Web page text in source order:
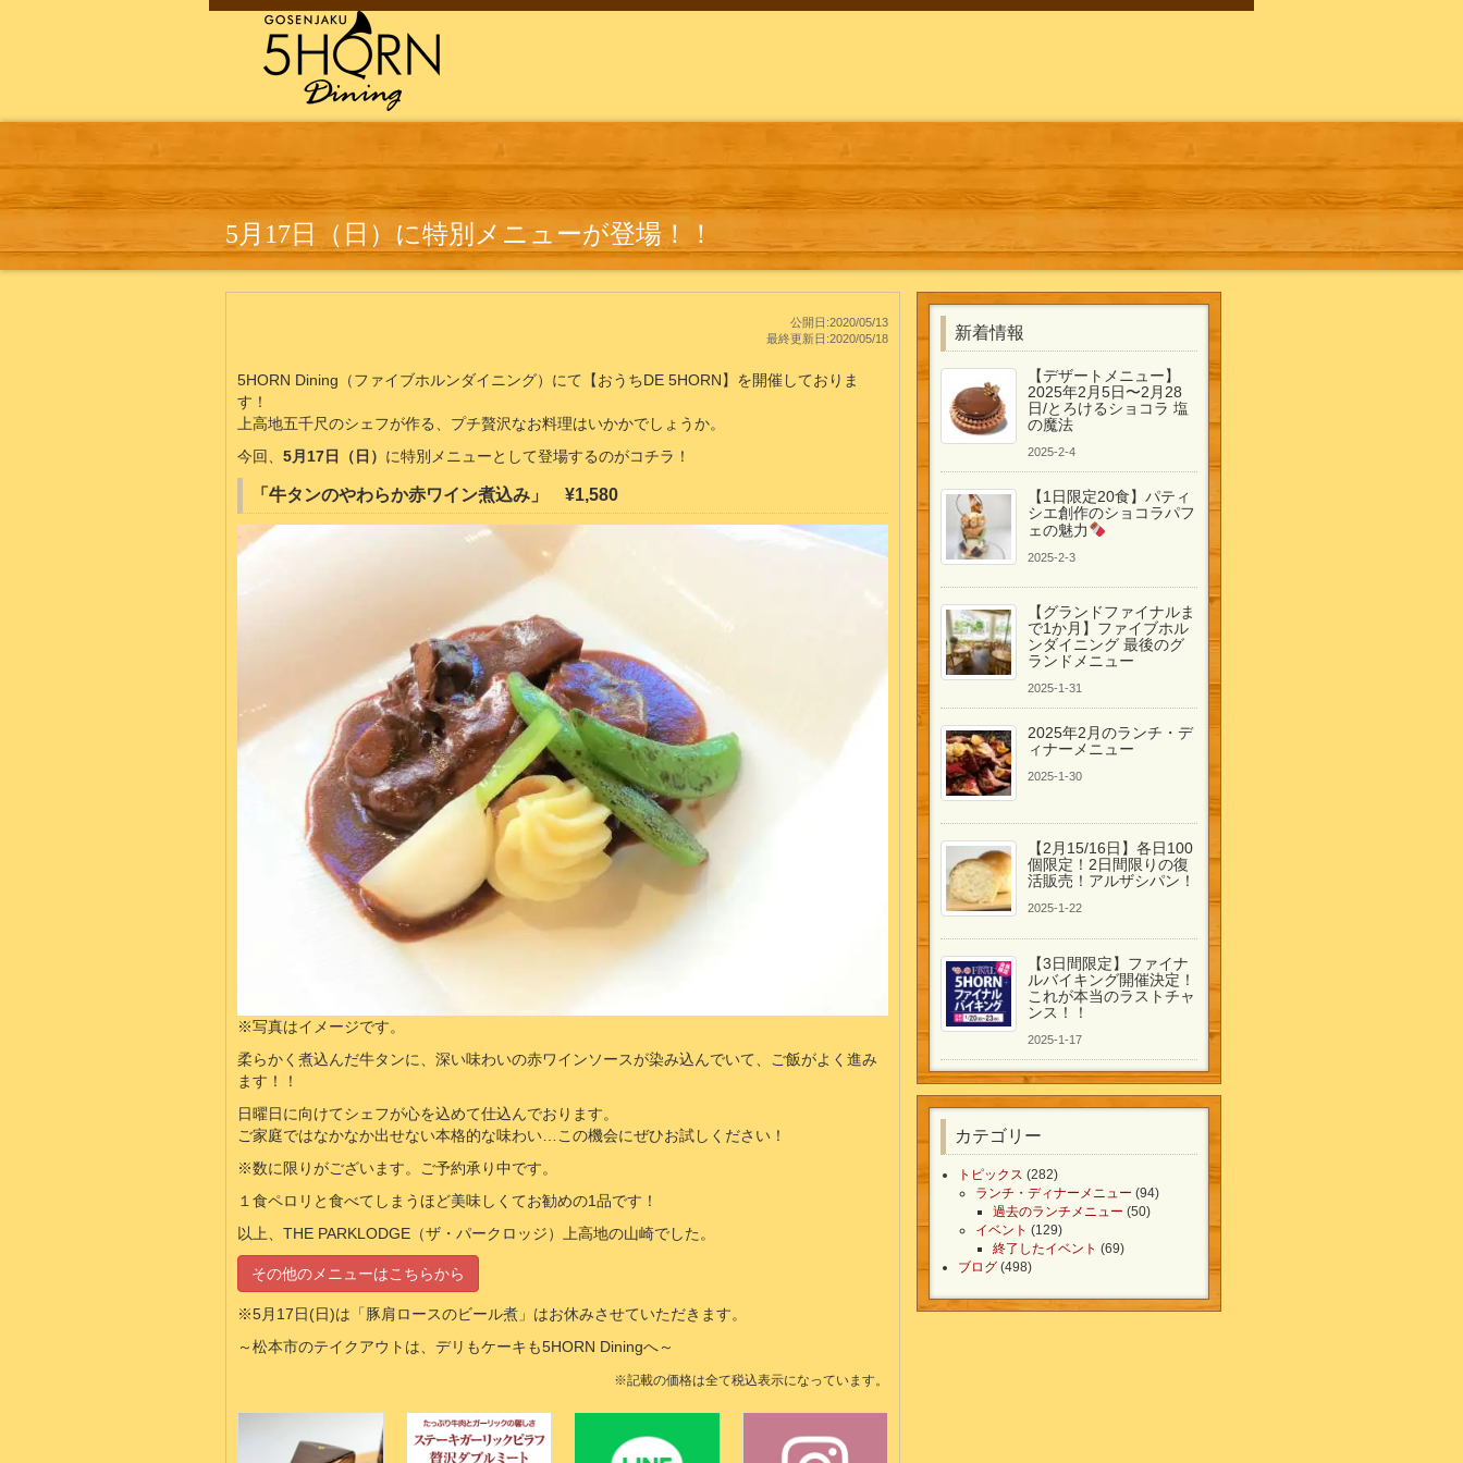
5月17日（日）に特別メニューが登場！！
公開日:2020/05/13
最終更新日:2020/05/18
5HORN Dining（ファイブホルンダイニング）にて【おうちDE 5HORN】を開催しておりま
す！
上高地五千尺のシェフが作る、プチ贅沢なお料理はいかかでしょうか。
今回、 5月17日（日） に特別メニューとして登場するのがコチラ！
「牛タンのやわらか赤ワイン煮込み」 ¥1,580
※写真はイメージです。
柔らかく煮込んだ牛タンに、深い味わいの赤ワインソースが染み込んでいて、ご飯がよく進み
ます！！
日曜日に向けてシェフが心を込めて仕込んでおります。
ご家庭ではなかなか出せない本格的な味わい…この機会にぜひお試しください！
※数に限りがございます。ご予約承り中です。
１食ペロリと食べてしまうほど美味しくてお勧めの1品です！
以上、THE PARKLODGE（ザ・パークロッジ）上高地の山崎でした。
その他のメニューはこちらから
※5月17日(日)は「豚肩ロースのビール煮」はお休みさせていただきます。
～松本市のテイクアウトは、デリもケーキも5HORN Diningへ～
※記載の価格は全て税込表示になっています。
新着情報
【デザートメニュー】
2025年2月5日〜2月28
日/とろけるショコラ 塩
の魔法
2025-2-4
【1日限定20食】パティ
シエ創作のショコラパフ
ェの魅力
2025-2-3
【グランドファイナルま
で1か月】ファイブホル
ンダイニング 最後のグ
ランドメニュー
2025-1-31
2025年2月のランチ・デ
ィナーメニュー
2025-1-30
【2月15/16日】各日100
個限定！2日間限りの復
活販売！アルザシパン！
2025-1-22
【3日間限定】ファイナ
ルバイキング開催決定！
これが本当のラストチャ
ンス！！
2025-1-17
カテゴリー
トピックス (282)
ランチ・ディナーメニュー (94)
過去のランチメニュー (50)
イベント (129)
終了したイベント (69)
ブログ(498)